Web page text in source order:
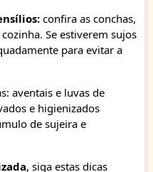
confira as conchas,
Se estiverem sujos
para evitar a
aventais e luvas de
e higienizados
de sujeira e
, siga estas dicas